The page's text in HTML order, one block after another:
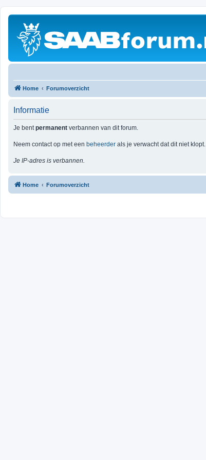
Home Forumoverzicht
Informatie
Je bentpermanent verbannen van dit forum.
Neem contact op met een beheerder als je verwacht dat dit niet klopt.
Je IP-adres is verbannen.
Home Forumoverzicht